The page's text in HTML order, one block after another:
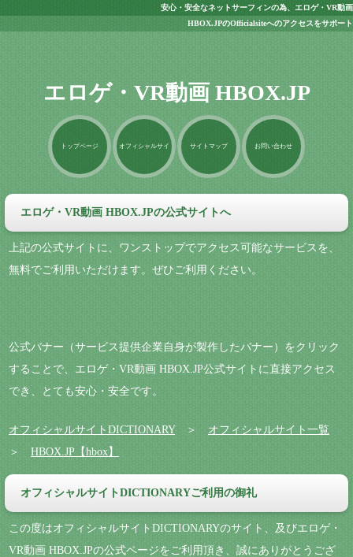
安心・安全なネットサーフィンの為、エロゲ・VR動画
HBOX.JPのOfficialsiteへのアクセスをサポート
エロゲ・VR動画 HBOX.JP
トップページ オフィシャルサイ サイトマップ お問い合わせ
エロゲ・VR動画 HBOX.JPの公式サイトへ
上記の公式サイトに、ワンストップでアクセス可能なサービスを、
無料でご利用いただけます。ぜひご利用ください。
公式バナー（サービス提供企業自身が製作したバナー）をクリック
することで、エロゲ・VR動画 HBOX.JP公式サイトに直接アクセス
でき、とても安心・安全です。
オフィシャルサイトDICTIONARY＞ オフィシャルサイト一覧
＞ HBOX.JP【hbox】
オフィシャルサイトDICTIONARYご利用の御礼
この度はオフィシャルサイトDICTIONARYのサイト、及びエロゲ・
VR動画 HBOX.JPの公式ページをご利用頂き、誠にありがとうござ